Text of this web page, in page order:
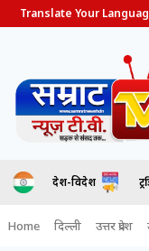
Translate Your
देश-विदेश
Home दिल्ली उत्तर प्रदेश